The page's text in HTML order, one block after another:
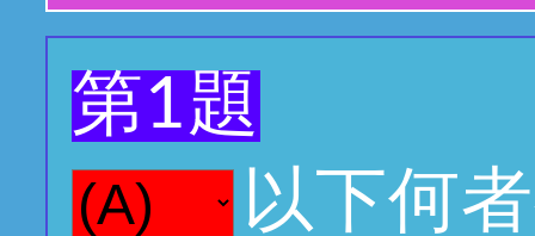
第1題
以下何